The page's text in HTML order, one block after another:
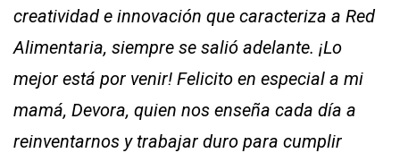
creatividad e innovación que caracteriza a Red
Alimentaria, siempre se salió adelante. ¡Lo
mejor está por venir! Felicito en especial a mi
mamá, Devora, quien nos enseña cada día a
reinventarnos y trabajar duro para cumplir